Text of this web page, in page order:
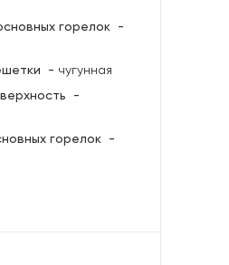
горелок
-
- чугунная
-
горелок
-